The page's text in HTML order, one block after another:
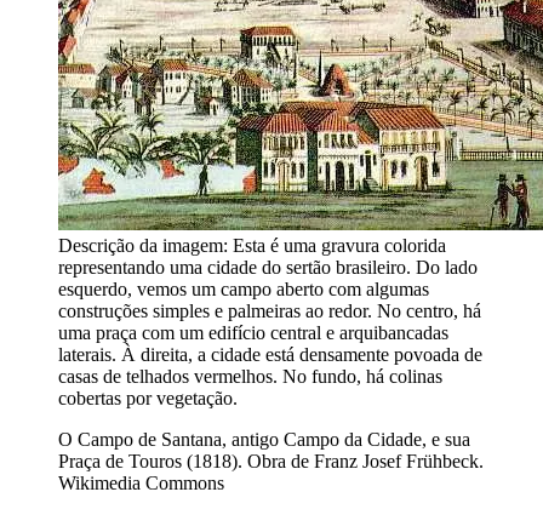
Descrição da imagem: Esta é uma gravura colorida
representando uma cidade do sertão brasileiro. Do lado
esquerdo, vemos um campo aberto com algumas
construções simples e palmeiras ao redor. No centro, há
uma praça com um edifício central e arquibancadas
laterais. À direita, a cidade está densamente povoada de
casas de telhados vermelhos. No fundo, há colinas
cobertas por vegetação.
O Campo de Santana, antigo Campo da Cidade, e sua
Praça de Touros (1818). Obra de Franz Josef Frühbeck.
Wikimedia Commons